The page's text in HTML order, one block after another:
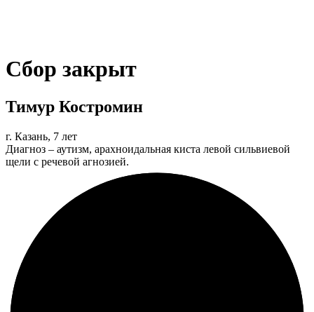
Сбор закрыт
Тимур Костромин
г. Казань, 7 лет
Диагноз – аутизм, арахноидальная киста левой сильвиевой
щели с речевой агнозией.